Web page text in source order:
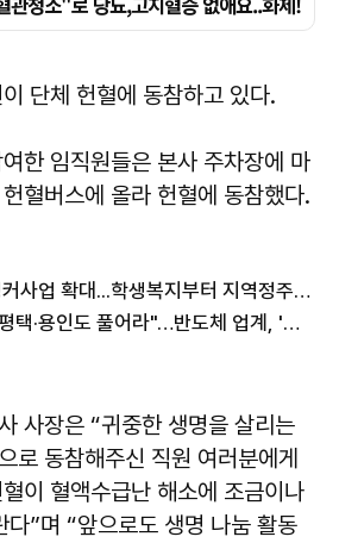
단체 헌혈에 동참하고 있다.
한 임직원들은 본사 주차장에 마
혈버스에 올라 헌혈에 동참했다.
평택대, 천원매점·앵커사업 확대...학생복지부터 지역정주까지 연결
"메가특구만 예외? 평택·용인도 풀어라"…반도체 업계, '반쪽 규제완화' 반발
사장은 “귀중한 생명을 살리는
로 동참해주신 직원 여러분에게
이 혈액수급난 해소에 조금이나
다”며 “앞으로도 생명 나눔 활동